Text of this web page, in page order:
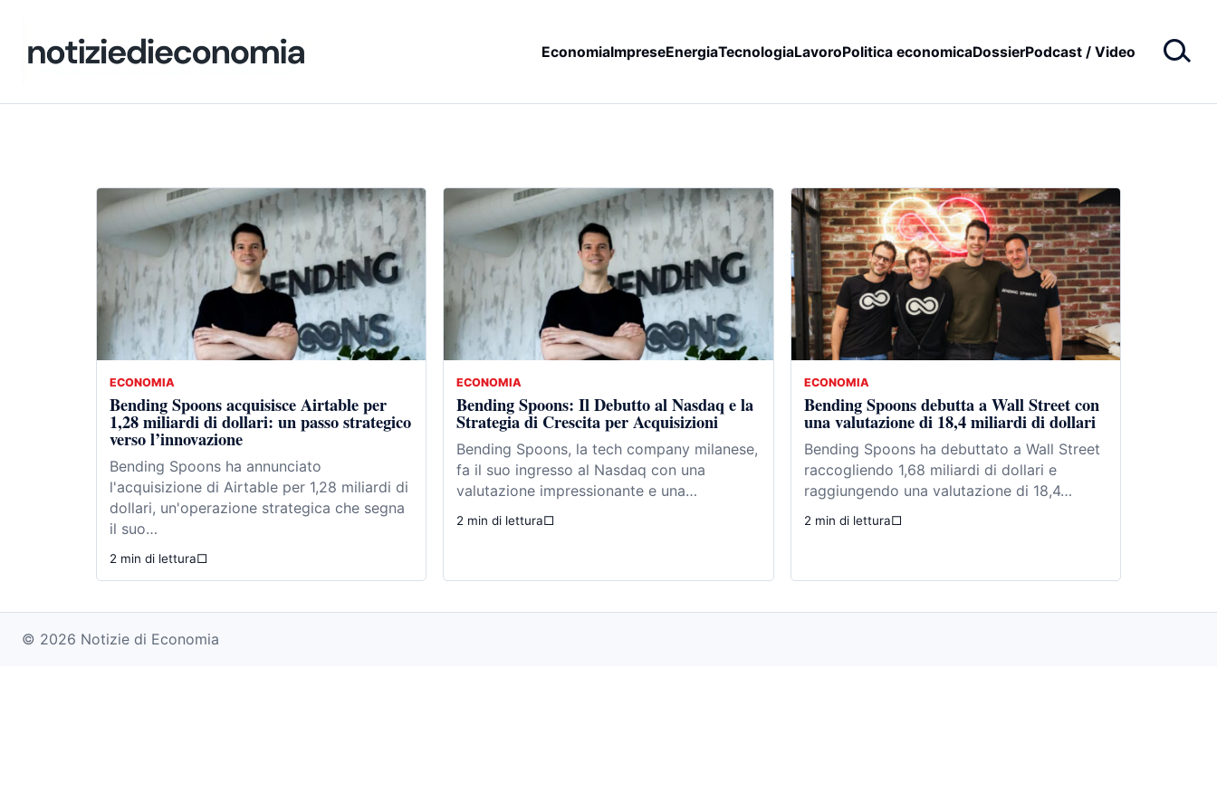
EconomiaImpreseEnergiaTecnologiaLavoroPolitica economicaDossierPodcast / Video
ECONOMIA
Bending Spoons acquisisce Airtable per
1,28 miliardi di dollari: un passo strategico
verso l’innovazione
Bending Spoons ha annunciato
l'acquisizione di Airtable per 1,28 miliardi di
dollari, un'operazione strategica che segna
il suo…
2 min di lettura□
ECONOMIA
Bending Spoons: Il Debutto al Nasdaq e la
Strategia di Crescita per Acquisizioni
Bending Spoons, la tech company milanese,
fa il suo ingresso al Nasdaq con una
valutazione impressionante e una…
2 min di lettura□
ECONOMIA
Bending Spoons debutta a Wall Street con
una valutazione di 18,4 miliardi di dollari
Bending Spoons ha debuttato a Wall Street
raccogliendo 1,68 miliardi di dollari e
raggiungendo una valutazione di 18,4…
2 min di lettura□
© 2026 Notizie di Economia